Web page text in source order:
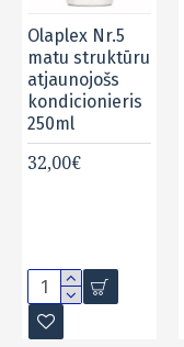
Olaplex Nr.5
matu struktūru
atjaunojošs
kondicionieris
250ml
32,00€